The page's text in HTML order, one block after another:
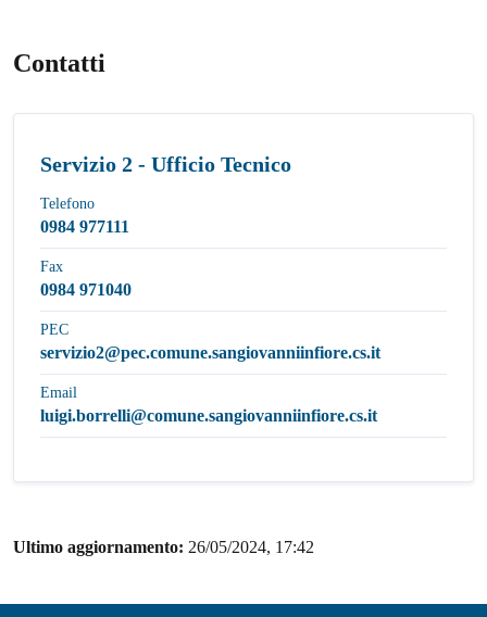
Contatti
Servizio 2 - Ufficio Tecnico
Telefono
0984 977111
Fax
0984 971040
PEC
servizio2@pec.comune.sangiovanniinfiore.cs.it
Email
luigi.borrelli@comune.sangiovanniinfiore.cs.it
Ultimo aggiornamento: 26/05/2024, 17:42